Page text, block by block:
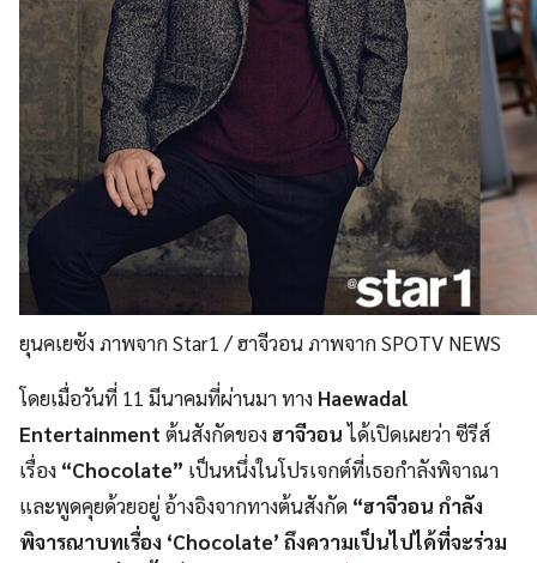
ยุนคเยซัง ภาพจาก Star1 / ฮาจีวอน ภาพจาก SPOTV NEWS
โดยเมื่อวันที่ 11 มีนาคมที่ผ่านมา ทาง Haewadal
Entertainment ต้นสังกัดของฮาจีวอนได้เปิดเผยว่า ซีรีส์
เรื่อง “Chocolate” เป็นหนึ่งในโปรเจกต์ที่เธอกำลังพิจาณา
และพูดคุยด้วยอยู่ อ้างอิงจากทางต้นสังกัด “ฮาจีวอน กำลัง
พิจารณาบทเรื่อง ‘Chocolate’ ถึงความเป็นไปได้ที่จะร่วม